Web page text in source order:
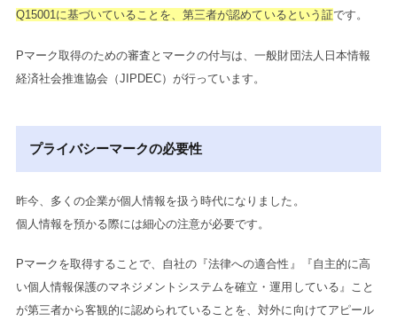
Q15001に基づいていることを、第三者が認めているという証です。
Pマーク取得のための審査とマークの付与は、一般財団法人日本情報
経済社会推進協会（JIPDEC）が行っています。
プライバシーマークの必要性
昨今、多くの企業が個人情報を扱う時代になりました。
個人情報を預かる際には細心の注意が必要です。
Pマークを取得することで、自社の『法律への適合性』『自主的に高
い個人情報保護のマネジメントシステムを確立・運用している』こと
が第三者から客観的に認められていることを、対外に向けてアピール